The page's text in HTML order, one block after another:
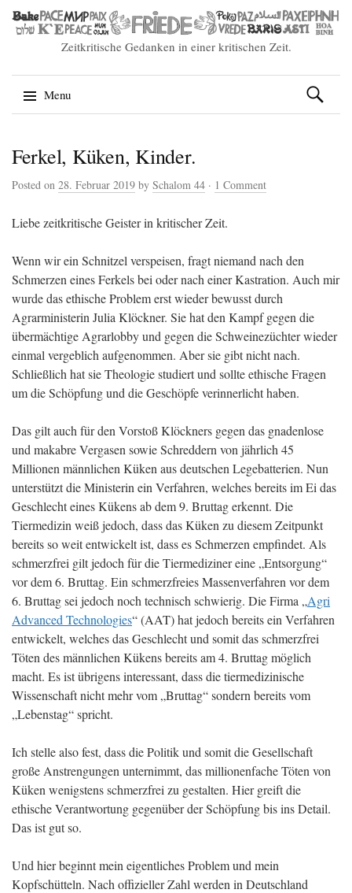
Zeitkritische Gedanken in einer kritischen Zeit.
Menu
to
Suchen
nach:
Ferkel, Küken, Kinder.
Posted on 28. Februar 2019 by Schalom 44 · 1 Comment
Liebe zeitkritische Geister in kritischer Zeit.
Wenn wir ein Schnitzel verspeisen, fragt niemand nach den
Schmerzen eines Ferkels bei oder nach einer Kastration. Auch mir
wurde das ethische Problem erst wieder bewusst durch
Agrarministerin Julia Klöckner. Sie hat den Kampf gegen die
übermächtige Agrarlobby und gegen die Schweinezüchter wieder
einmal vergeblich aufgenommen. Aber sie gibt nicht nach.
Schließlich hat sie Theologie studiert und sollte ethische Fragen
um die Schöpfung und die Geschöpfe verinnerlicht haben.
Das gilt auch für den Vorstoß Klöckners gegen das gnadenlose
und makabre Vergasen sowie Schreddern von jährlich 45
Millionen männlichen Küken aus deutschen Legebatterien. Nun
unterstützt die Ministerin ein Verfahren, welches bereits im Ei das
Geschlecht eines Kükens ab dem 9. Bruttag erkennt. Die
Tiermedizin weiß jedoch, dass das Küken zu diesem Zeitpunkt
bereits so weit entwickelt ist, dass es Schmerzen empfindet. Als
schmerzfrei gilt jedoch für die Tiermediziner eine „Entsorgung“
vor dem 6. Bruttag. Ein schmerzfreies Massenverfahren vor dem
6. Bruttag sei jedoch noch technisch schwierig. Die Firma „Agri
Advanced Technologies“ (AAT) hat jedoch bereits ein Verfahren
entwickelt, welches das Geschlecht und somit das schmerzfrei
Töten des männlichen Kükens bereits am 4. Bruttag möglich
macht. Es ist übrigens interessant, dass die tiermedizinische
Wissenschaft nicht mehr vom „Bruttag“ sondern bereits vom
„Lebenstag“ spricht.
Ich stelle also fest, dass die Politik und somit die Gesellschaft
große Anstrengungen unternimmt, das millionenfache Töten von
Küken wenigstens schmerzfrei zu gestalten. Hier greift die
ethische Verantwortung gegenüber der Schöpfung bis ins Detail.
Das ist gut so.
Und hier beginnt mein eigentliches Problem und mein
Kopfschütteln. Nach offizieller Zahl werden in Deutschland